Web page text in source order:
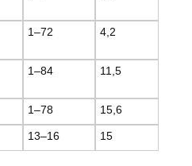
1–72 4,2
1–84 11,5
1–78 15,6
13–16 15